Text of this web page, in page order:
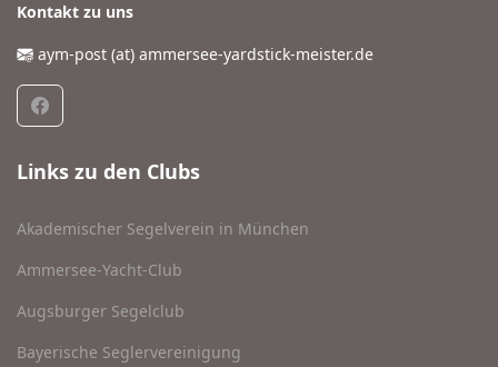
Kontakt zu uns
aym-post (at) ammersee-yardstick-meister.de
Links zu den Clubs
Akademischer Segelverein in München
Ammersee-Yacht-Club
Augsburger Segelclub
Bayerische Seglervereinigung